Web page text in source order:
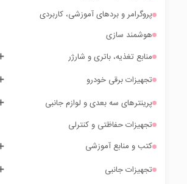
پروگرامر و بردهای آموزشی، کاربردی
هوشمند سازی
منابع تغذیه، باتری و شارژر
تجهیزات برقی خودرو
پرینترهای سه بعدی و لوازم جانبی
تجهیزات حفاظتی و کنترلی
کتب و منابع آموزشی
تجهیزات جانبی